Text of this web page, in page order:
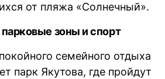
от пляжа «Солнечный».
зоны и спорт
семейного отдыха
парк Якутова, где пройдут